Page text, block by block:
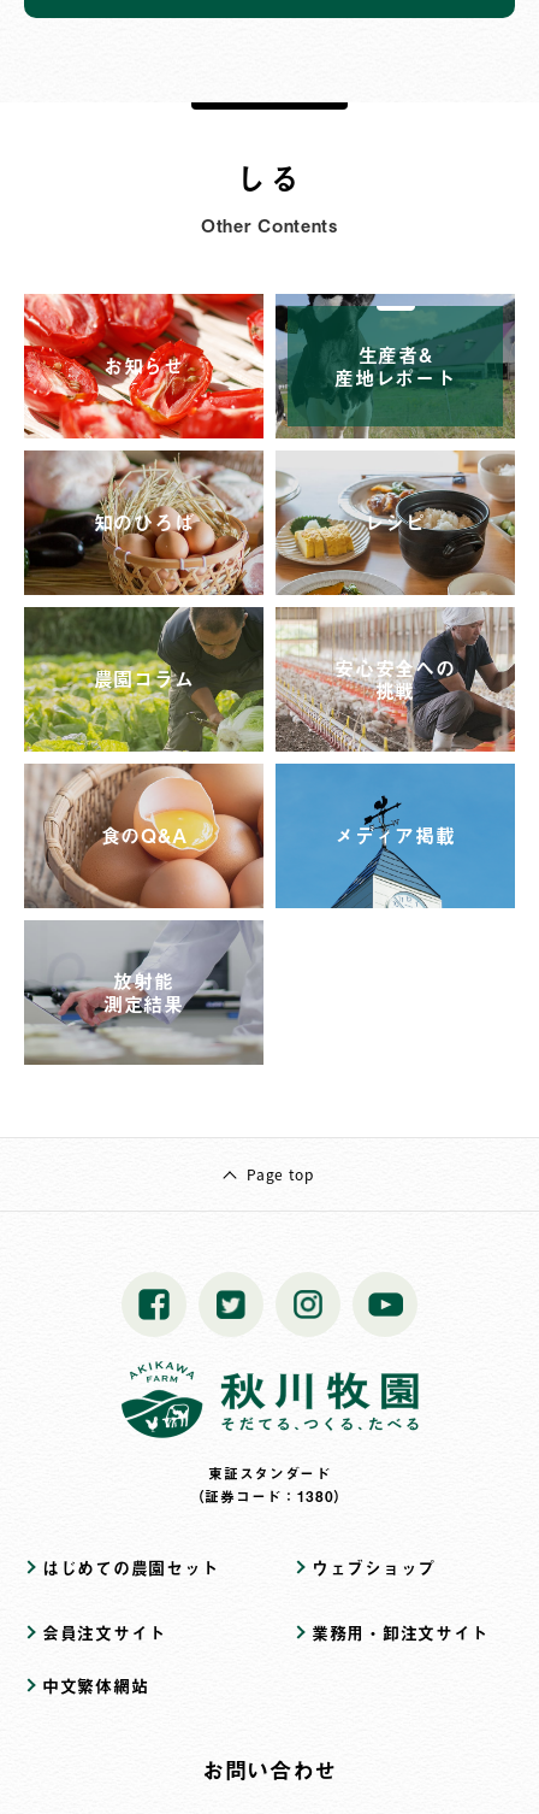
しる
Other Contents
お知らせ 生産者&
産地レポート
知のひろば レシピ
農園コラム 安心安全への
挑戦
食のQ&A メディア掲載
放射能
測定結果
Page top
東証スタンダード
（証券コード：1380）
はじめての農園セット ウェブショップ
会員注文サイト 業務用・卸注文サイト
中文繁体網站
お問い合わせ